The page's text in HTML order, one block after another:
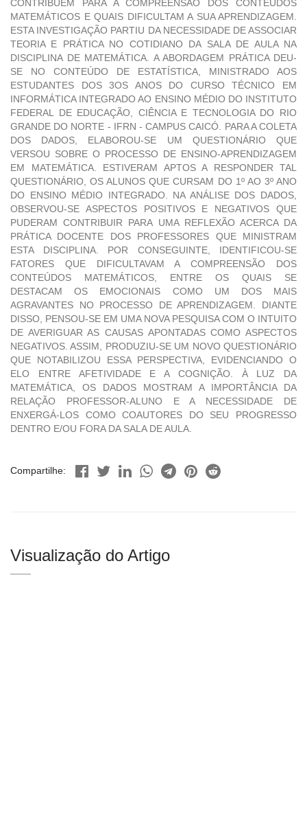
CONTRIBUEM PARA A COMPREENSÃO DOS CONTEÚDOS
MATEMÁTICOS E QUAIS DIFICULTAM A SUA APRENDIZAGEM.
ESTA INVESTIGAÇÃO PARTIU DA NECESSIDADE DE ASSOCIAR
TEORIA E PRÁTICA NO COTIDIANO DA SALA DE AULA NA
DISCIPLINA DE MATEMÁTICA. A ABORDAGEM PRÁTICA DEU-
SE NO CONTEÚDO DE ESTATÍSTICA, MINISTRADO AOS
ESTUDANTES DOS 3OS ANOS DO CURSO TÉCNICO EM
INFORMÁTICA INTEGRADO AO ENSINO MÉDIO DO INSTITUTO
FEDERAL DE EDUCAÇÃO, CIÊNCIA E TECNOLOGIA DO RIO
GRANDE DO NORTE - IFRN - CAMPUS CAICÓ. PARA A COLETA
DOS DADOS, ELABOROU-SE UM QUESTIONÁRIO QUE
VERSOU SOBRE O PROCESSO DE ENSINO-APRENDIZAGEM
EM MATEMÁTICA. ESTIVERAM APTOS A RESPONDER TAL
QUESTIONÁRIO, OS ALUNOS QUE CURSAM DO 1º AO 3º ANO
DO ENSINO MÉDIO INTEGRADO. NA ANÁLISE DOS DADOS,
OBSERVOU-SE ASPECTOS POSITIVOS E NEGATIVOS QUE
PUDERAM CONTRIBUIR PARA UMA REFLEXÃO ACERCA DA
PRÁTICA DOCENTE DOS PROFESSORES QUE MINISTRAM
ESTA DISCIPLINA. POR CONSEGUINTE, IDENTIFICOU-SE
FATORES QUE DIFICULTAVAM A COMPREENSÃO DOS
CONTEÚDOS MATEMÁTICOS, ENTRE OS QUAIS SE
DESTACAM OS EMOCIONAIS COMO UM DOS MAIS
AGRAVANTES NO PROCESSO DE APRENDIZAGEM. DIANTE
DISSO, PENSOU-SE EM UMA NOVA PESQUISA COM O INTUITO
DE AVERIGUAR AS CAUSAS APONTADAS COMO ASPECTOS
NEGATIVOS. ASSIM, PRODUZIU-SE UM NOVO QUESTIONÁRIO
QUE NOTABILIZOU ESSA PERSPECTIVA, EVIDENCIANDO O
ELO ENTRE AFETIVIDADE E A COGNIÇÃO. À LUZ DA
MATEMÁTICA, OS DADOS MOSTRAM A IMPORTÂNCIA DA
RELAÇÃO PROFESSOR-ALUNO E A NECESSIDADE DE
ENXERGÁ-LOS COMO COAUTORES DO SEU PROGRESSO
DENTRO E/OU FORA DA SALA DE AULA.
Compartilhe:
Visualização do Artigo